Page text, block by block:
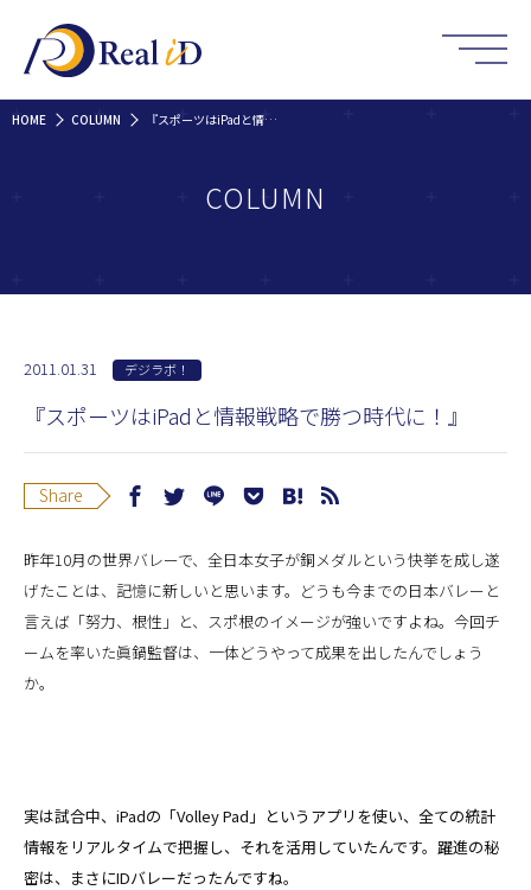
HOME COLUMN 『スポーツはiPadと情報戦略で勝つ時代に！』
COLUMN
2011.01.31 デジラボ！
『スポーツはiPadと情報戦略で勝つ時代に！』
Share
昨年10月の世界バレーで、全日本女子が銅メダルという快挙を成し遂
げたことは、記憶に新しいと思います。どうも今までの日本バレーと
言えば「努力、根性」と、スポ根のイメージが強いですよね。今回チ
ームを率いた眞鍋監督は、一体どうやって成果を出したんでしょう
か。
実は試合中、iPadの「Volley Pad」というアプリを使い、全ての統計
情報をリアルタイムで把握し、それを活用していたんです。躍進の秘
密は、まさにIDバレーだったんですね。